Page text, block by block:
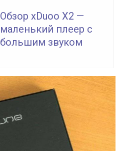
Обзор xDuoo X2 —
маленький плеер с
большим звуком